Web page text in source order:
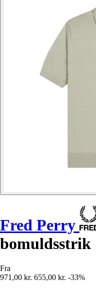
Fred Perry
bomuldsstrik
Fra
971,00 kr. 655,00 kr. -33%